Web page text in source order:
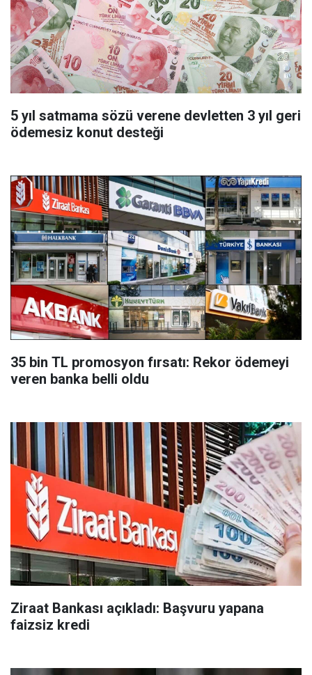
5 yıl satmama sözü verene devletten 3 yıl geri
ödemesiz konut desteği
35 bin TL promosyon fırsatı: Rekor ödemeyi
veren banka belli oldu
Ziraat Bankası açıkladı: Başvuru yapana
faizsiz kredi